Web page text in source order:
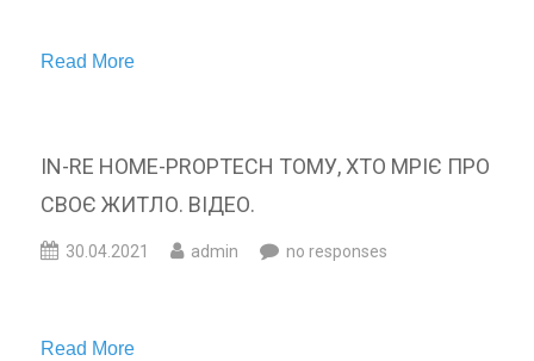
Read More
IN-RE HOME-PROPTECH ТОМУ, ХТО МРІЄ ПРО
СВОЄ ЖИТЛО. ВІДЕО.
30.04.2021 admin no responses
Read More